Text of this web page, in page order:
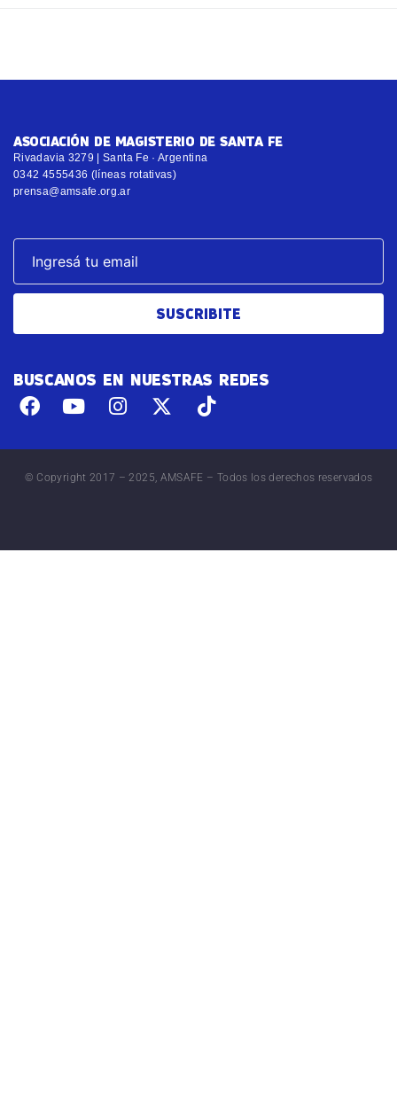
ASOCIACIÓN DE MAGISTERIO DE SANTA FE
Rivadavia 3279 | Santa Fe · Argentina
0342 4555436 (líneas rotativas)
prensa@amsafe.org.ar
SUSCRIBITE
BUSCANOS EN NUESTRAS REDES
© Copyright 2017 – 2025, AMSAFE – Todos los derechos reservados